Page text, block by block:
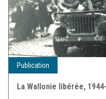
Publication
La Wallonie libérée,